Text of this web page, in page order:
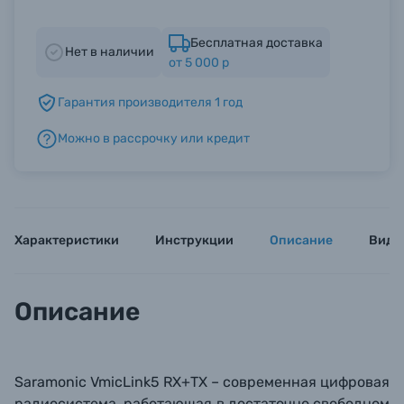
Б/У фототехника (Комиссионные товары)
Уценённые товары
Нет в наличии
Бесплатная доставка
от 5 000 р
Гарантия производителя 1 год
Можно в рассрочку или кредит
Характеристики Инструкции Описание
Описание
Saramonic VmicLink5 RX+TX – современная цифровая